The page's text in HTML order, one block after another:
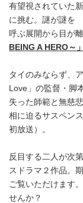
有望視されていた
に挑む。謎が謎を
呼ぶ展開から目が
BEING A HERO～」
タイのみならず、
Love」の監督・脚
失った師範と無慈
相に迫るサスペン
初放送）。
反目する二人が次
スドラマ２作品。
ご覧いただけます
せんか？